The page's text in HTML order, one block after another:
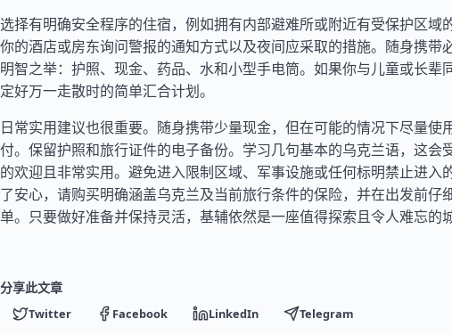
选择有明确安全程序的住宿，例如拥有内部避难所或附近有受保护区域
你的酒店或房东询问警报的通知方式以及夜间应采取的措施。随身携带
明智之举：护照、现金、药品、水和小型手电筒。如果你与儿童或长辈
定好万一走散时的简单汇合计划。
日常实用建议也很重要。随身携带少量现金，但在可能的情况下尽量使
付。保留护照和旅行证件的电子备份。学习几句基本的乌克兰语，这会
的欢迎且非常实用。避免进入限制区域、军事设施或任何标明禁止进入
了安心，请购买明确涵盖乌克兰及当前旅行条件的保险，并在出发前仔
单。只要做好准备并保持灵活，基辅依然是一座值得探索且令人难忘的城
分享此文章
Twitter Facebook LinkedIn Telegram